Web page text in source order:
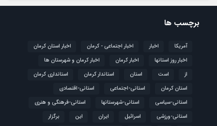
برچسب ها
آمریکا اخبار اخبار اجتماعی - کرمان
اخبار استان کرمان
اخبار روز استانها
اخبار کرمان
اخبار کرمان و شهرستان ها
از
است استان استاندار کرمان
استانداری کرمان
استان کرمان
استانی-اجتماعی
استانی-اقتصادی
استانی-سیاسی
استانی-شهرستانها
استانی-فرهنگی و هنری
استانی-ورزشی
اسرائیل ایران این
برگزار